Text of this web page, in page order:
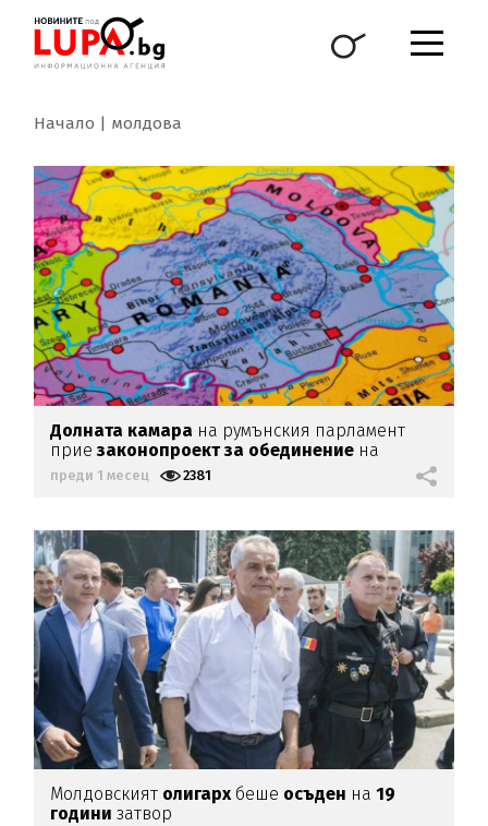
Начало молдова
Долната камара на румънския парламент
приезаконопроект за обединение на
Румъния и Молдова
преди 1 месец 2381
Молдовският олигархбеше осъден на19
години затвор